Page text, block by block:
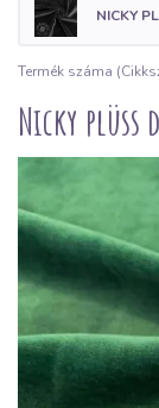
NICKY
Termék száma
Nicky plüss